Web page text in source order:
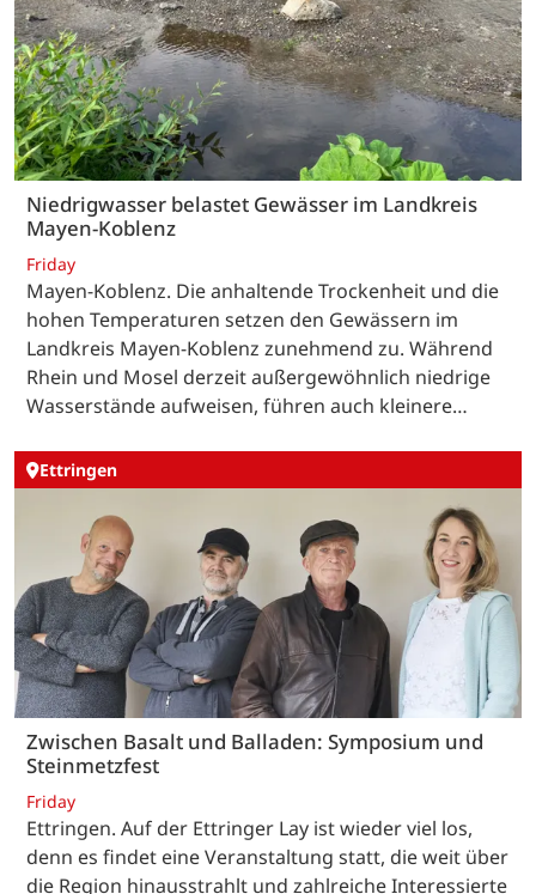
Niedrigwasser belastet Gewässer im Landkreis
Mayen-Koblenz
Friday
Mayen-Koblenz. Die anhaltende Trockenheit und die
hohen Temperaturen setzen den Gewässern im
Landkreis Mayen-Koblenz zunehmend zu. Während
Rhein und Mosel derzeit außergewöhnlich niedrige
Wasserstände aufweisen, führen auch kleinere…
Ettringen
Zwischen Basalt und Balladen: Symposium und
Steinmetzfest
Friday
Ettringen. Auf der Ettringer Lay ist wieder viel los,
denn es findet eine Veranstaltung statt, die weit über
die Region hinausstrahlt und zahlreiche Interessierte